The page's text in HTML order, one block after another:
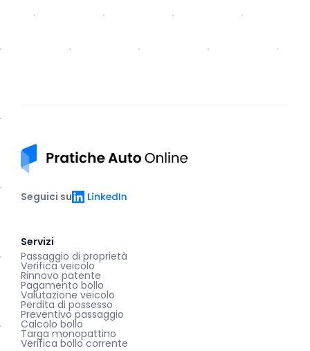
LinkedIn
Seguici su
Servizi
Passaggio di proprietà
Verifica veicolo
Rinnovo patente
Pagamento bollo
Valutazione veicolo
Perdita di possesso
Preventivo passaggio
Calcolo bollo
Targa monopattino
Verifica bollo corrente